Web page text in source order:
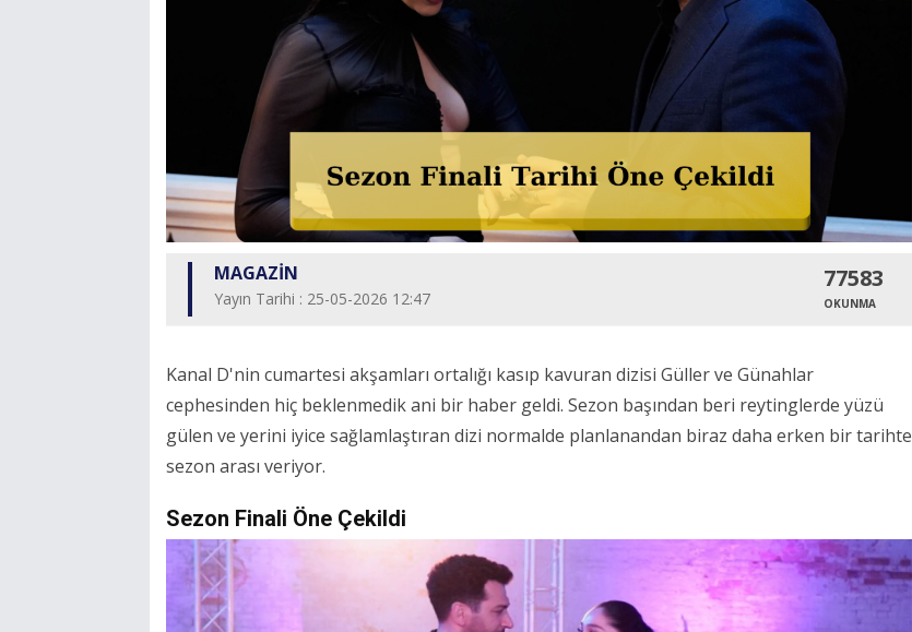
MAGAZİN
Yayın Tarihi : 25-05-2026 12:47
77583
OKUNMA
Kanal D'nin cumartesi akşamları ortalığı kasıp kavuran dizisi Güller ve Günahlar
cephesinden hiç beklenmedik ani bir haber geldi. Sezon başından beri reytinglerde yüzü
gülen ve yerini iyice sağlamlaştıran dizi normalde planlanandan biraz daha erken bir tarihte
sezon arası veriyor.
Sezon Finali Öne Çekildi